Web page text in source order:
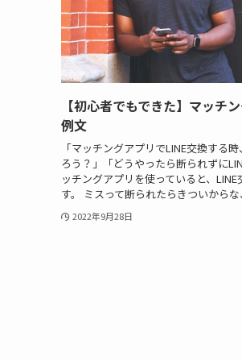
【初心者でもできた】マッチ
例文
「マッチングアプリでLINE交換する
ろう？」「どうやったら断られずに
ッチングアプリを使っていると、
す。 ミスって断られたらきついから
2022年9月28日